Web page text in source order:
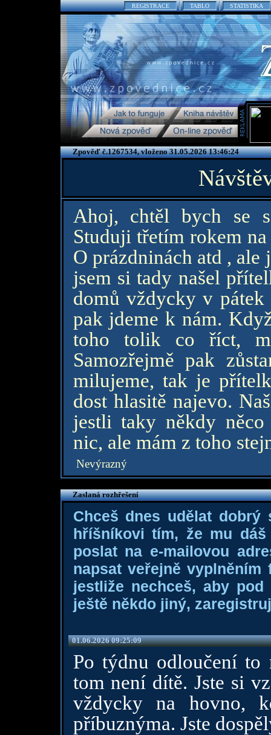
REGISTRACE TABLO STATISTIKA
Zpověď č.1267534, vloženo 31.05.2026 13:46:24
Ahoj, chtěl bych se
Studuji třetím rokem
O prázdninách atd ,
jsem si tady našel
domů vždycky v
pak jdeme k nám.
toho tolik co říct,
Samozřejmě pak
milujeme, tak je
dost hlasitě najevo.
jestli taky někdy
nic, ale mám z toho
Nevýrazný
Zaslaná rozhřešení
Chceš dnes udělat dobrý
hříšníkovi tím, že mu
poslat na e-mailovou
napsat veřejně
jestliže nechceš, aby
ještě někdo jiný,
01.06.2026 09:25:09
Po týdnu odloučení
tom není dítě. Jste si
vždycky na hovno,
příbuznýma. Jste